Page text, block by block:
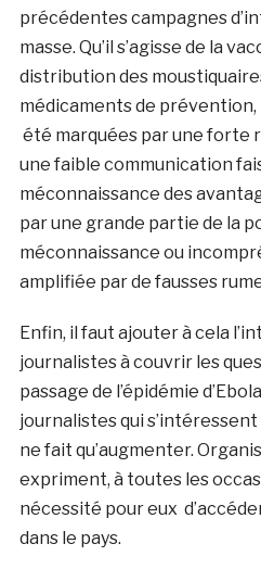
précédentes campagnes
masse. Qu’il s’agisse de la
distribution des
médicaments de
été marquées par une forte
une faible communication
méconnaissance des
par une grande partie de la
méconnaissance ou
amplifiée par de fausses
Enfin, il faut ajouter à cela
journalistes à couvrir les
passage de l’épidémie
journalistes qui
ne fait qu’augmenter.
expriment, à toutes les
nécessité pour eux
dans le pays.